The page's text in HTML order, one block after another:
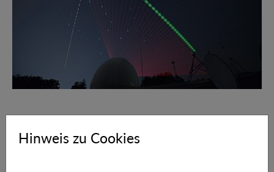
is implemented at the level of local operator algebras a la
Hinweis zu Cookies